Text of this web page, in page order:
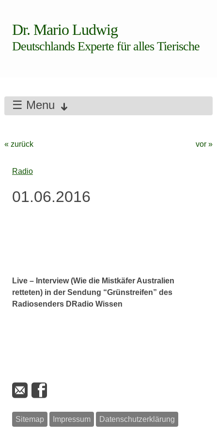
Dr. Mario Ludwig
Deutschlands Experte für alles Tierische
☰ Menu
« zurück vor »
Radio
01.06.2016
Live – Interview (Wie die Mistkäfer Australien
retteten) in der Sendung “Grünstreifen” des
Radiosenders DRadio Wissen
Sitemap Impressum Datenschutzerklärung